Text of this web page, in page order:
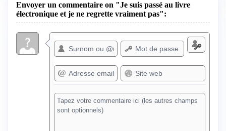
Envoyer un commentaire on "Je suis passé au livre
électronique et je ne regrette vraiment pas":